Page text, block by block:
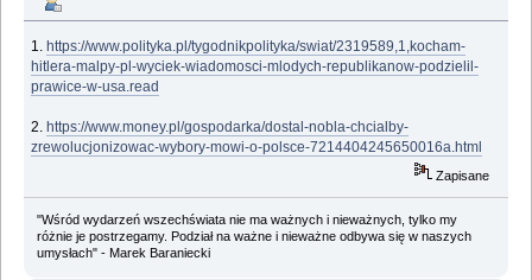
1.https://www.polityka.pl/tygodnikpolityka/swiat/2319589,1,kocham-
hitlera-malpy-pl-wyciek-wiadomosci-mlodych-republikanow-podzielil-
prawice-w-usa.read
2.https://www.money.pl/gospodarka/dostal-nobla-chcialby-
zrewolucjonizowac-wybory-mowi-o-polsce-7214404245650016a.html
Zapisane
"Wśród wydarzeń wszechświata nie ma ważnych i nieważnych, tylko my
różnie je postrzegamy. Podział na ważne i nieważne odbywa się w naszych
umysłach" - Marek Baraniecki